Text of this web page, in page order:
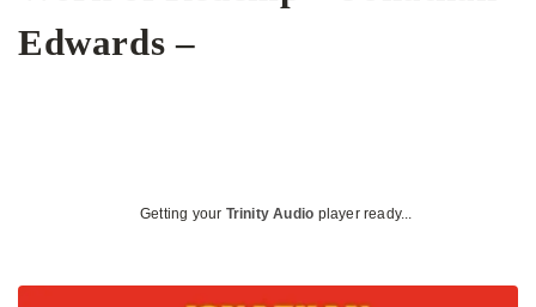
Edwards –
Getting your Trinity Audio player ready...